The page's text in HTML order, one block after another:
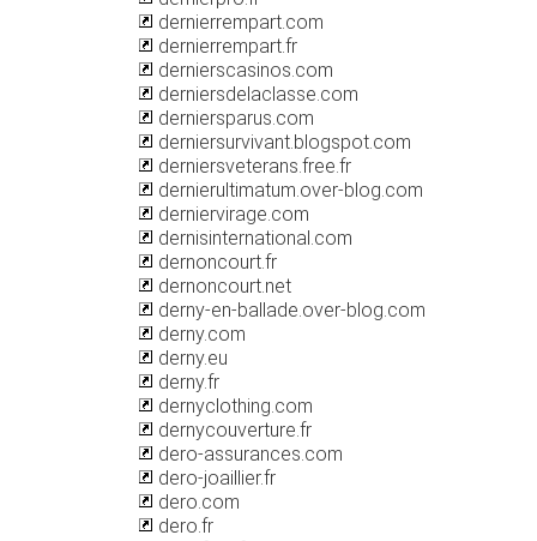
dernierrempart.com
dernierrempart.fr
dernierscasinos.com
derniersdelaclasse.com
derniersparus.com
derniersurvivant.blogspot.com
derniersveterans.free.fr
dernierultimatum.over-blog.com
derniervirage.com
dernisinternational.com
dernoncourt.fr
dernoncourt.net
derny-en-ballade.over-blog.com
derny.com
derny.eu
derny.fr
dernyclothing.com
dernycouverture.fr
dero-assurances.com
dero-joaillier.fr
dero.com
dero.fr